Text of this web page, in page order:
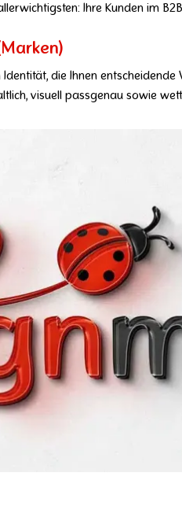
Ihre Kunden im
die Ihnen
visuell passgenau sowie